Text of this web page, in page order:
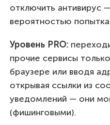
отключить антивирус
вероятностью
Уровень PRO:
прочие сервисы
браузере или вводя
открывая ссылки из
уведомлений — они
(фишинговыми).